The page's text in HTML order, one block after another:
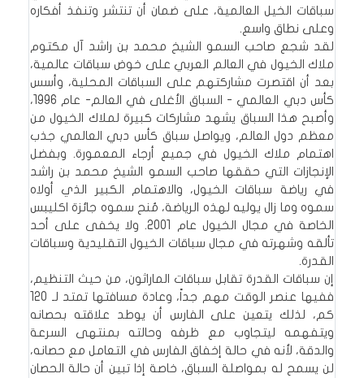
سباقات الخيل العالمية، على ضمان أن تنتشر وتنفذ أفكاره
وعلى نطاق واسع.
لقد شجع صاحب السمو الشيخ محمد بن راشد آل مكتوم
ملاك الخيول في العالم العربي على خوض سباقات عالمية،
بعد أن اقتصرت مشاركتهم على السباقات المحلية، وأسس
كأس دبي العالمي - السباق الأغلى في العالم- عام 1996،
وأصبح هذا السباق يشهد مشاركات كبيرة لملاك الخيول من
معظم دول العالم، ويواصل سباق كأس دبي العالمي جذب
اهتمام ملاك الخيول في جميع أرجاء المعمورة. وبفضل
الإنجازات التي حققها صاحب السمو الشيخ محمد بن راشد
في رياضة سباقات الخيول، والاهتمام الكبير الذي أولاه
سموه وما زال يوليه لهذه الرياضة، مُنح سموه جائزة اكليبس
الخاصة في مجال الخيول عام 2001. ولا يخفى على أحد
تألقه وشهرته في مجال سباقات الخيول التقليدية وسباقات
القدرة.
إن سباقات القدرة تقابل سباقات الماراثون، من حيث التنظيم،
ففيها عنصر الوقت مهم جداً، وعادة مسافتها تمتد لـ 120
كم، لذلك يتعين على الفارس أن يوطد علاقته بحصانه
ويتفهمه ليتجاوب مع ظرفه وحالته بمنتهى السرعة
والدقة، لأنه في حالة إخفاق الفارس في التعامل مع حصانه،
لن يسمح له بمواصلة السباق، خاصة إذا تبين أن حالة الحصان